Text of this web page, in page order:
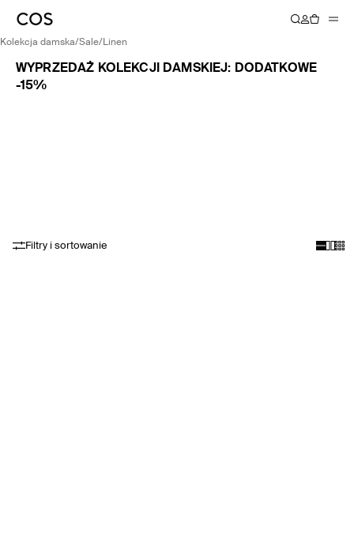
kolekcja damska/ sale/ linen
WYPRZEDAŻ KOLEKCJI DAMSKIEJ: DODATKOWE
-15%
Filtry i sortowanie